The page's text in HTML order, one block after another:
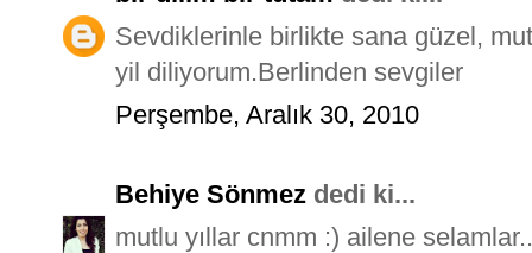
Sevdiklerinle birlikte sana güzel,
yil diliyorum.Berlinden sevgiler
Perşembe, Aralık 30, 2010
Behiye Sönmez dedi ki...
mutlu yıllar cnmm :) ailene